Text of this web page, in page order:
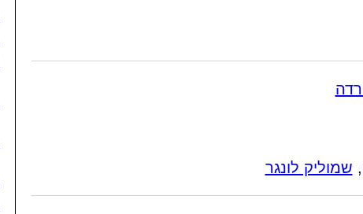
, שמוליק לונגר